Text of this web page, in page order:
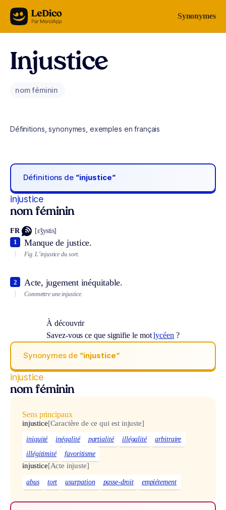
Aller au contenu Synonymes
Injustice
nom féminin
Définitions, synonymes, exemples en français
Définitions de “injustice“
injustice
nom féminin
FR [ɛ̃ʒystis]
Manque de justice.
1
Fig. L’injustice du sort.
Acte, jugement inéquitable.
2
Commettre une injustice.
À découvrir
Savez-vous ce que signifie le motlycéen ?
Synonymes de “injustice“
injustice
nom féminin
Sens principaux
injustice[Caractère de ce qui est injuste]
iniquité inégalité partialité illégalité
arbitraire
illégitimité
favoritisme
injustice[Acte injuste]
abus tort usurpation passe-droit empiétement